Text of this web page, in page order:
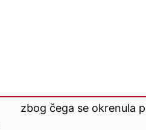
zbog čega se okrenula